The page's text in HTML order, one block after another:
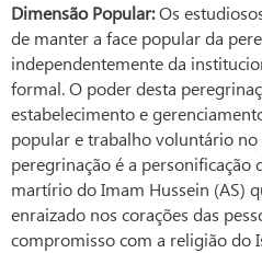
Dimensão Popular:Os
de manter a face popular da
independentemente da
formal. O poder desta
estabelecimento e
popular e trabalho voluntário no
peregrinação é a
martírio do Imam Hussein (AS)
enraizado nos corações das
compromisso com a religião do